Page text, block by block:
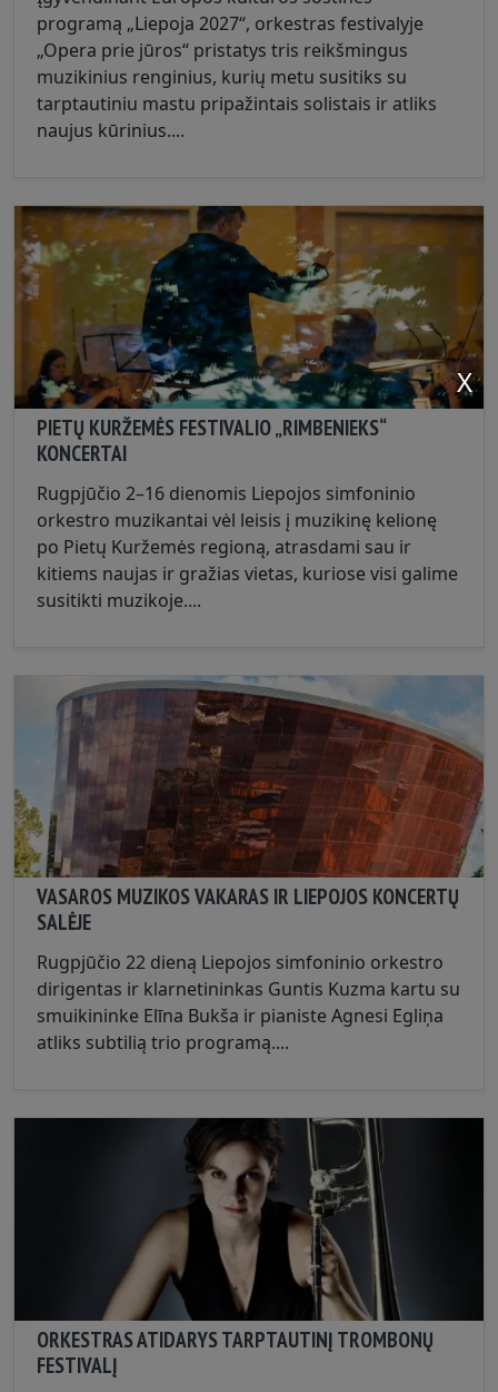
programą „Liepoja 2027“, orkestras festivalyje
„Opera prie jūros“ pristatys tris reikšmingus
muzikinius renginius, kurių metu susitiks su
tarptautiniu mastu pripažintais solistais ir atliks
naujus kūrinius....
PIETŲ KURŽEMĖS FESTIVALIO „RIMBENIEKS“
KONCERTAI
Rugpjūčio 2–16 dienomis Liepojos simfoninio
orkestro muzikantai vėl leisis į muzikinę kelionę
po Pietų Kuržemės regioną, atrasdami sau ir
kitiems naujas ir gražias vietas, kuriose visi galime
susitikti muzikoje....
VASAROS MUZIKOS VAKARAS IR LIEPOJOS KONCERTŲ
SALĖJE
Rugpjūčio 22 dieną Liepojos simfoninio orkestro
dirigentas ir klarnetininkas Guntis Kuzma kartu su
smuikininke Elīna Bukša ir pianiste Agnesi Egliņa
atliks subtilią trio programą....
ORKESTRAS ATIDARYS TARPTAUTINĮ TROMBONŲ
FESTIVALĮ
X